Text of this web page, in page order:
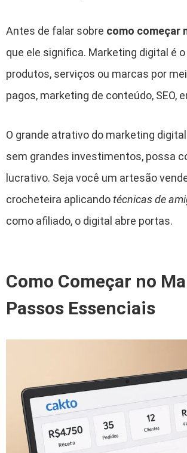
Antes de falar sobre como começar
que ele significa. Marketing digital é
produtos, serviços ou marcas por
pagos, marketing de conteúdo, SEO,
O grande atrativo do marketing
sem grandes investimentos, possa
lucrativo. Seja você um artesão
crocheteira aplicandotécnicas de
como afiliado, o digital abre portas.
Como Começar no
Passos Essenciais